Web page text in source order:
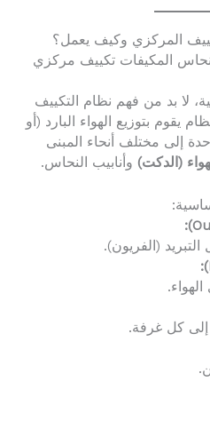
المركزي وكيف يعمل؟
المكيفات تكييف مركزي
لا بد من فهم نظام التكييف
يقوم بتوزيع الهواء البارد (أو
إلى مختلف أنحاء المبنى
(الدكت) وأنابيب النحاس.
(الفريون).
إلى كل غرفة.